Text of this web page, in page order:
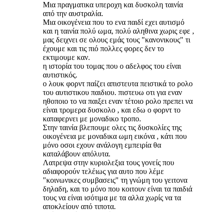
Mια πραγματικα υπεροχη και δυσκολη ταινία
από την αυστραλία.
Μια οικογένεια που το ενα παιδί εχει αυτισμό
και η ταινία πολύ ωμα, πολύ αληθινα χωρις εφε ,
μας δειχνει σε ολους εμάς τους "κανονικους" τι
έχουμε και τις πιό πολλες φορες δεν το
εκτιμουμε καν.
η ιστορία του τομας που ο αδελφος του είναι
αυτιστικός.
o λουκ φορντ παίζει απιστευτα πειστικά το ρολο
του αυτιστικου παιδιου. πιστευω οτι για εναν
ηθοποιο το να παιξει εναν τέτοιο ρολο πρεπει να
είναι τρομερα δυσκολο , και εδω ο φορντ το
καταφερνει με μοναδικο τροπο.
Στην ταινία βλεπουμε ολες τις δυσκολίες της
οικογένεια με μοναδικα ωμη εικόνα , κάτι που
μόνο οσοι εχουν ανάλογη εμπειρία θα
καταλάβουν απόλυτα.
Λατρεψα στην κυριολεξια τους γονείς που
αδιαφορούν τελέιως για αυτο που λέμε
"κοινωνικες συμβασεις" τη γνώμη του γειτονα
δηλαδη, και το μόνο που κοιτουν είναι τα παιδιά
τους να είναι ισότιμα με τα αλλα χωρίς να τα
αποκλείουν από τιποτα.